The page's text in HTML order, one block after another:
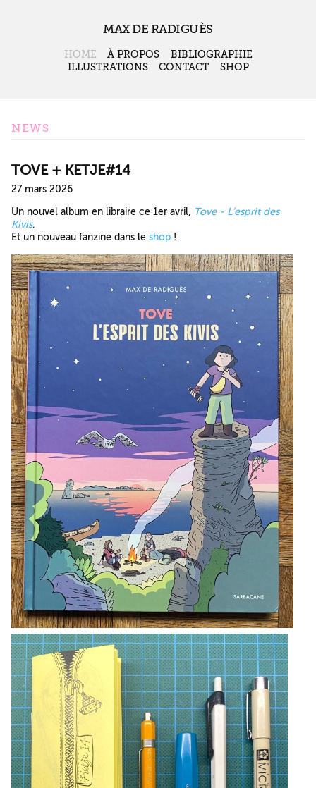
MAX DE RADIGUÈS
HOME À PROPOS
BIBLIOGRAPHIE
ILLUSTRATIONS
CONTACT SHOP
NEWS
TOVE + KETJE#14
27 mars 2026
Un nouvel album en libraire ce 1er avril,
Tove - L’esprit des
Kivis.
Et un nouveau fanzine dans le shop !